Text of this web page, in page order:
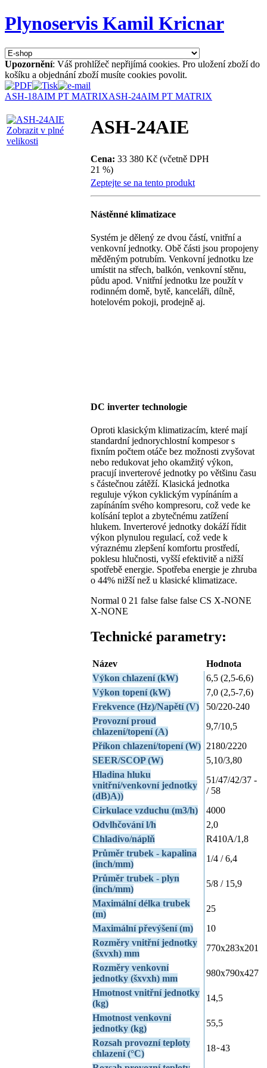
Plynoservis Kamil Kricnar
Upozornění: Váš prohlížeč nepřijímá cookies. Pro uložení zboží do
košíku a objednání zboží musíte cookies povolit.
ASH-18AIM PT MATRIXASH-24AIM PT MATRIX
Zobrazit v plné
velikosti
ASH-24AIE
Cena: 33 380 Kč (včetně DPH
21 %)
Zeptejte se na tento produkt
Nástěnné klimatizace
Systém je dělený ze dvou částí, vnitřní a
venkovní jednotky. Obě části jsou propojeny
měděným potrubím. Venkovní jednotku lze
umístit na střech, balkón, venkovní stěnu,
půdu apod. Vnitřní jednotku lze použít v
rodinném domě, bytě, kanceláři, dílně,
hotelovém pokoji, prodejně aj.
DC inverter technologie
Oproti klasickým klimatizacím, které mají
standardní jednorychlostní kompesor s
fixním počtem otáče bez možnosti zvyšovat
nebo redukovat jeho okamžitý výkon,
pracují inverterové jednotky po většinu času
s částečnou zátěží. Klasická jednotka
reguluje výkon cyklickým vypínáním a
zapínáním svého kompresoru, což vede ke
kolísání teplot a zbytečnému zatížení
hlukem. Inverterové jednotky dokáží řídit
výkon plynulou regulací, což vede k
výraznému zlepšení komfortu prostředí,
poklesu hlučnosti, vyšší efektivitě a nižší
spotřebě energie. Spotřeba energie je zhruba
o 44% nižší než u klasické klimatizace.
Normal 0 21 false false false CS X-NONE
X-NONE
Technické parametry:
Název
Hodnota
Výkon chlazení (kW)
6,5 (2,5-6,6)
Výkon topení (kW)
7,0 (2,5-7,6)
Frekvence (Hz)/Napětí (V)
50/220-240
Provozní proud
chlazení/topení (A)
9,7/10,5
Příkon chlazení/topení (W) 2180/2220
SEER/SCOP (W)
5,10/3,80
Hladina hluku
vnitřní/venkovní jednotky
(dB)A))
51/47/42/37 -
/ 58
Cirkulace vzduchu (m3/h)
4000
Odvlhčování l/h
2,0
Chladivo/náplň
R410A/1,8
Průměr trubek - kapalina
(inch/mm)
1/4 / 6,4
Průměr trubek - plyn
(inch/mm)
5/8 / 15,9
Maximální délka trubek
(m)
25
Maximální převýšení (m)
10
Rozměry vnitřní jednotky
(šxvxh) mm
770x283x201
Rozměry venkovní
jednotky (šxvxh) mm
980x790x427
Hmotnost vnitřní jednotky
(kg)
14,5
Hmotnost venkovní
jednotky (kg)
55,5
Rozsah provozní teploty
chlazení (°C)
18 ̴ 43